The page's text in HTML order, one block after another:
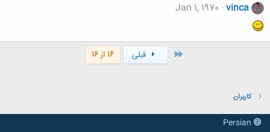
vinca
Jan 1, 1970
اول قبلی 16 از 16
کاربران